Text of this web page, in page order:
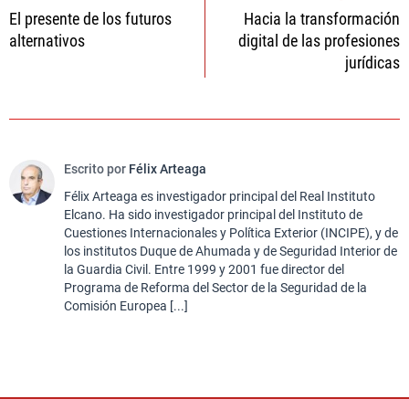
de
entradas
El presente de los futuros
alternativos
Hacia la transformación
digital de las profesiones
jurídicas
Escrito por Félix Arteaga
Félix Arteaga es investigador principal del Real Instituto
Elcano. Ha sido investigador principal del Instituto de
Cuestiones Internacionales y Política Exterior (INCIPE), y de
los institutos Duque de Ahumada y de Seguridad Interior de
la Guardia Civil. Entre 1999 y 2001 fue director del
Programa de Reforma del Sector de la Seguridad de la
Comisión Europea [...]